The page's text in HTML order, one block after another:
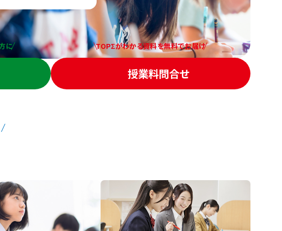
に TOPΣがわかる資料を無料でお届け
授業料問合せ